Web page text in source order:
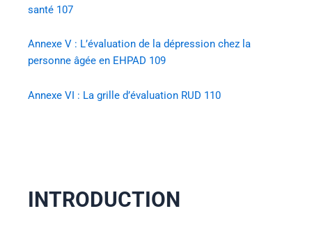
santé 107
Annexe V : L’évaluation de la dépression chez la
personne âgée en EHPAD 109
Annexe VI : La grille d’évaluation RUD 110
INTRODUCTION